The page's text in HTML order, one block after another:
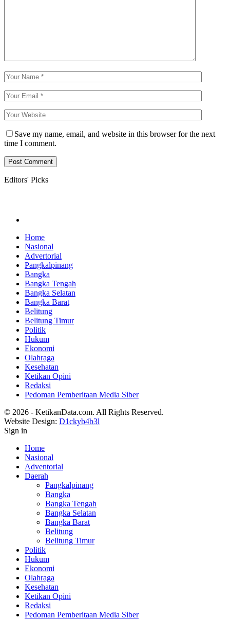
Save my name, email, and website in this browser for the next
time I comment.
Editors' Picks
Home
Nasional
Advertorial
Pangkalpinang
Bangka
Bangka Tengah
Bangka Selatan
Bangka Barat
Belitung
Belitung Timur
Politik
Hukum
Ekonomi
Olahraga
Kesehatan
Ketikan Opini
Redaksi
Pedoman Pemberitaan Media Siber
© 2026 - KetikanData.com. All Rights Reserved.
Website Design: D1ckyb4b3l
Sign in
Home
Nasional
Adventorial
Daerah
Pangkalpinang
Bangka
Bangka Tengah
Bangka Selatan
Bangka Barat
Belitung
Belitung Timur
Politik
Hukum
Ekonomi
Olahraga
Kesehatan
Ketikan Opini
Redaksi
Pedoman Pemberitaan Media Siber